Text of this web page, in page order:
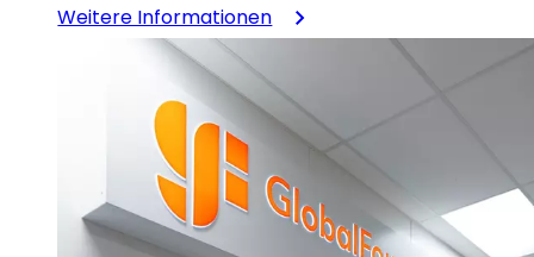
Weitere Informationen:
GlobalFoundries
Absichtserklärung
mit
dem
US-
Handelsministerium